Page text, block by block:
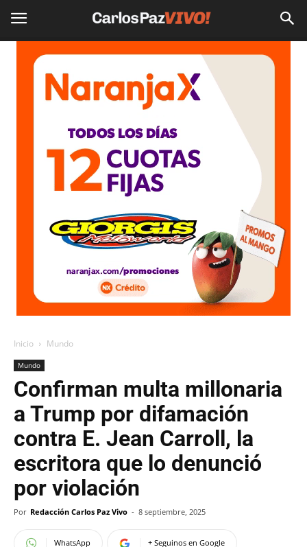
Inicio Mundo
Mundo
Confirman multa millonaria
a Trump por difamación
contra E. Jean Carroll, la
escritora que lo denunció
por violación
Por Redacción Carlos Paz Vivo - 8 septiembre, 2025
WhatsApp + Seguinos en Google